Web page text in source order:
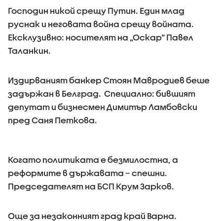
Господин никой срещу Путин. Един млад
руснак и неговата война срещу войната.
Ексклузивно: носителят на „Оскар“ Павел
Таланкин.
Издирваният банкер Стоян Мавродиев беше
задържан в Белград. Специално: бившият
депутат и бизнесмен Димитър Ламбовски
пред Саня Петкова.
Когато политиката е безмилостна, а
реформите в държавата – спешни.
Председателят на БСП Крум Зарков.
Още за незаконният град край Варна.